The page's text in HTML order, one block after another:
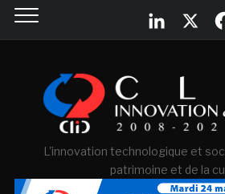
L'innovation technologique et
patrimoine et de la